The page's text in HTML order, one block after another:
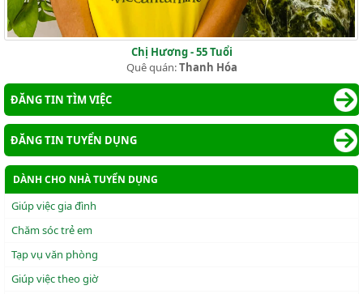
Chị Hương - 55 Tuổi
Quê quán:Thanh Hóa
ĐĂNG TIN TÌM VIỆC
ĐĂNG TIN TUYỂN DỤNG
DÀNH CHO NHÀ TUYỂN DỤNG
Giúp việc gia đình
Chăm sóc trẻ em
Tạp vụ văn phòng
Giúp việc theo giờ